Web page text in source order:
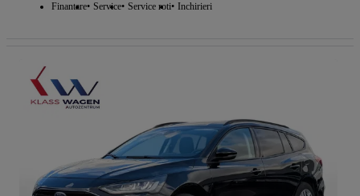
Finantare Service Service roti Inchirieri